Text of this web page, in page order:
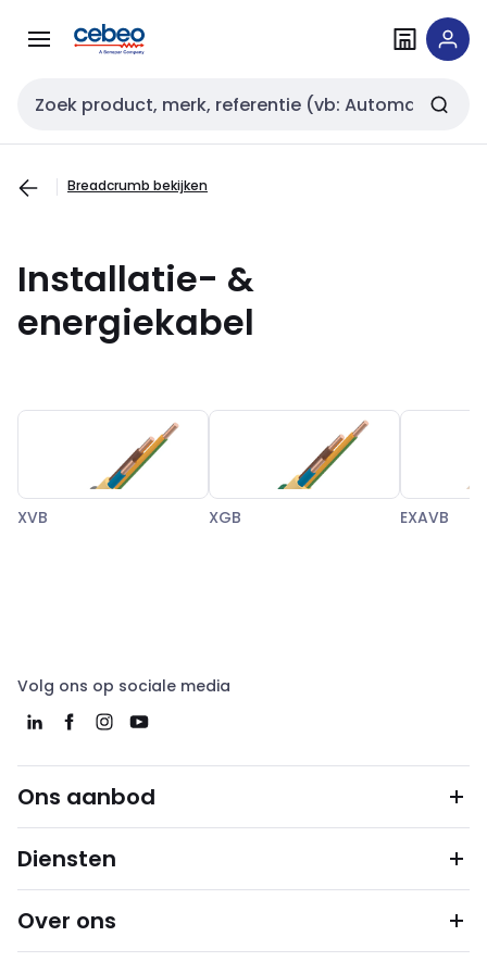
naar
naar
Zoekveld invoer
Breadcrumb bekijken
Installatie- &
energiekabel
XVB XGB EXAVB
Volg ons op sociale media
Ons aanbod
Diensten
Over ons